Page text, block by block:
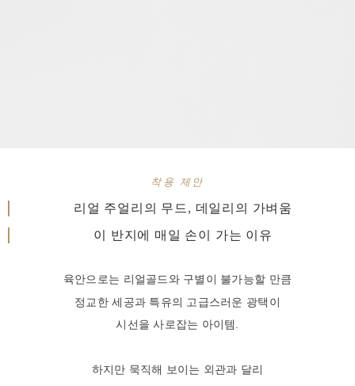
착용 제안
리얼 주얼리의 무드, 데일리의 가벼움
이 반지에 매일 손이 가는 이유
육안으로는 리얼골드와 구별이 불가능할 만큼
정교한 세공과 특유의 고급스러운 광택이
시선을 사로잡는 아이템.
하지만 묵직해 보이는 외관과 달리